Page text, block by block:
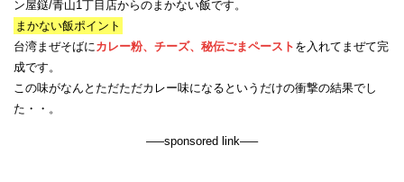
ン屋鎹/青山1丁目店からのまかない飯です。
まかない飯ポイント
台湾まぜそばにカレー粉、チーズ、秘伝ごまペースト を入れてまぜて完
成です。
この味がなんとただただカレー味になるというだけの衝撃の結果でし
た・・。
—–sponsored link—–